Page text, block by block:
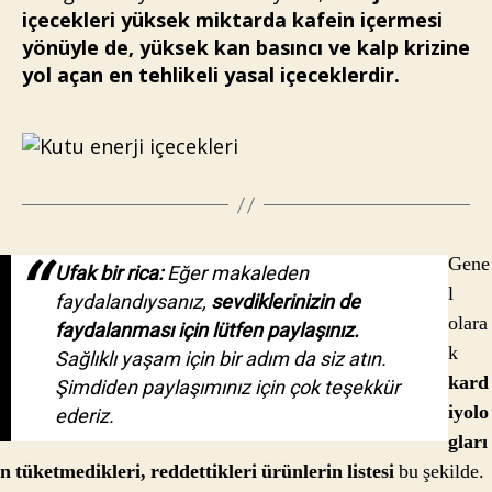
içecekleri yüksek miktarda kafein içermesi
yönüyle de, yüksek kan basıncı ve kalp krizine
yol açan en tehlikeli yasal içeceklerdir.
Ufak bir rica:Eğer makaleden
faydalandıysanız, sevdiklerinizin de
faydalanması için lütfen paylaşınız.
Sağlıklı yaşam için bir adım da siz atın.
Şimdiden paylaşımınız için çok teşekkür
ederiz.
Gene
l
olara
k
kard
iyolo
gları
n tüketmedikleri, reddettikleri ürünlerin listesibu şekilde.